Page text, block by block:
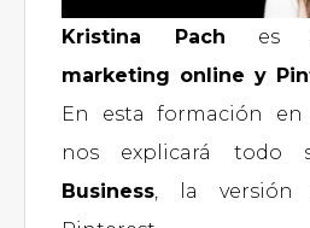
Kristina Pach es
marketing online y
En esta formación
nos explicará todo
Business, la versión